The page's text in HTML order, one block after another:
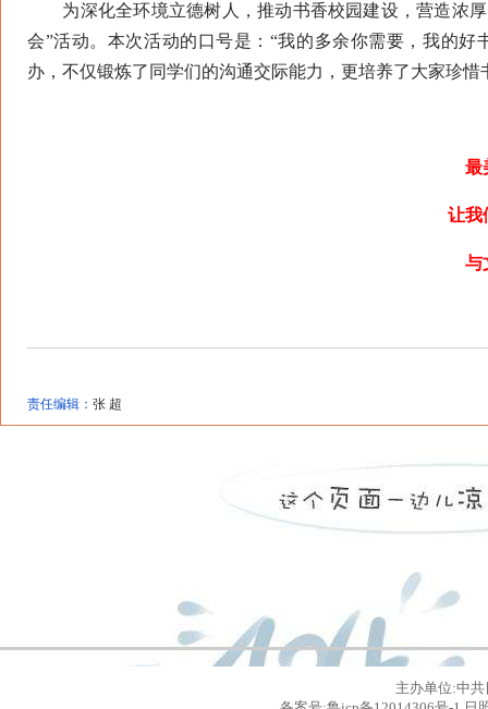
为深化全环境立德树人，推动书香校园建设，营造浓厚
会”活动。本次活动的口号是：“我的多余你需要，我的
办，不仅锻炼了同学们的沟通交际能力，更培养了大家珍
最美
让我们
与文
责任编辑： 张 超
主办单位:中